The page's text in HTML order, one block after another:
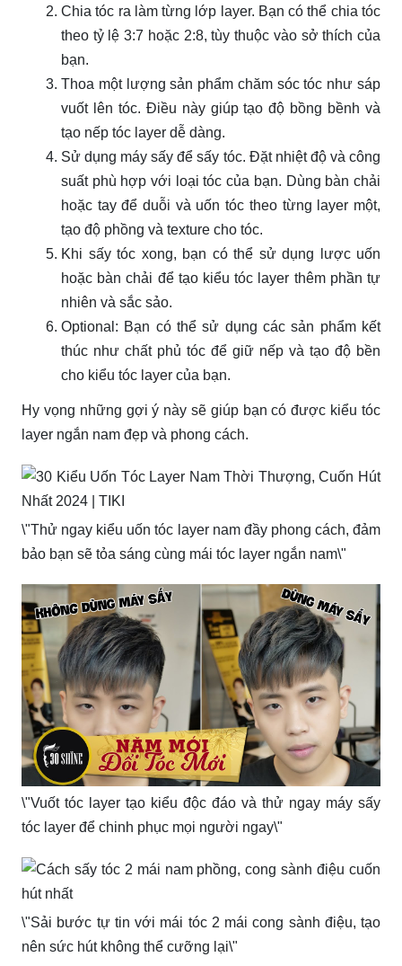
Chia tóc ra làm từng lớp layer. Bạn có thể chia tóc
theo tỷ lệ 3:7 hoặc 2:8, tùy thuộc vào sở thích của
bạn.
Thoa một lượng sản phẩm chăm sóc tóc như sáp
vuốt lên tóc. Điều này giúp tạo độ bồng bềnh và
tạo nếp tóc layer dễ dàng.
Sử dụng máy sấy để sấy tóc. Đặt nhiệt độ và công
suất phù hợp với loại tóc của bạn. Dùng bàn chải
hoặc tay để duỗi và uốn tóc theo từng layer một,
tạo độ phồng và texture cho tóc.
Khi sấy tóc xong, bạn có thể sử dụng lược uốn
hoặc bàn chải để tạo kiểu tóc layer thêm phần tự
nhiên và sắc sảo.
Optional: Bạn có thể sử dụng các sản phẩm kết
thúc như chất phủ tóc để giữ nếp và tạo độ bền
cho kiểu tóc layer của bạn.
Hy vọng những gợi ý này sẽ giúp bạn có được kiểu tóc
layer ngắn nam đẹp và phong cách.
\"Thử ngay kiểu uốn tóc layer nam đầy phong cách, đảm
bảo bạn sẽ tỏa sáng cùng mái tóc layer ngắn nam\"
\"Vuốt tóc layer tạo kiểu độc đáo và thử ngay máy sấy
tóc layer để chinh phục mọi người ngay\"
\"Sải bước tự tin với mái tóc 2 mái cong sành điệu, tạo
nên sức hút không thể cưỡng lại\"